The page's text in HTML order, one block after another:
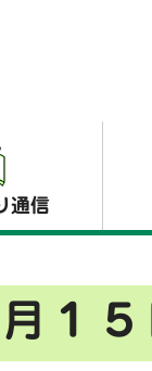
通信
５